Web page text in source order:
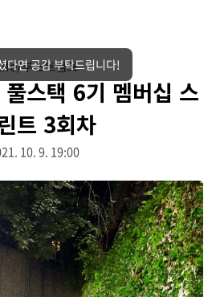
부스트캠프
스택 6기 멤버십 스
트 3회차
10. 9. 19:00
다면 공감 부탁드립니다!